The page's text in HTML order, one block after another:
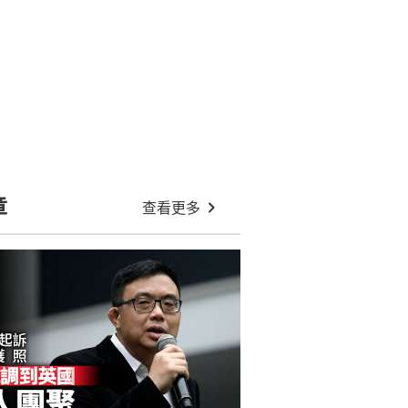
「彈弓手」退出惹微言｜政圈風聲
教科書又加價！全套書7000元負擔
重 社福界陳文宜促恢復學生津貼
太古城停車場塞車惹投訴 區議員郭
浩景「拋橋」封閉東廊出口捱批
胡志偉免被英國遣返有內情 李永達